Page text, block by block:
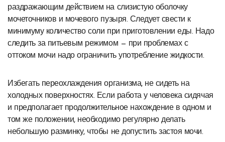
раздражающим действием на слизистую оболочку
мочеточников и мочевого пузыря. Следует свести к
минимуму количество соли при приготовлении еды. Надо
следить за питьевым режимом — при проблемах с
оттоком мочи надо ограничить употребление жидкости.
Избегать переохлаждения организма, не сидеть на
холодных поверхностях. Если работа у человека сидячая
и предполагает продолжительное нахождение в одном и
том же положении, необходимо регулярно делать
небольшую разминку, чтобы не допустить застоя мочи.